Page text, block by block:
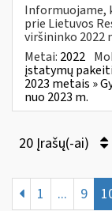
Informuojame,
prie Lietuvos
viršininko 2022
Metai: 2022
įstatymų
2023 metais »
nuo 2023 m.
20 Įrašų(-ai)
1 ... 9